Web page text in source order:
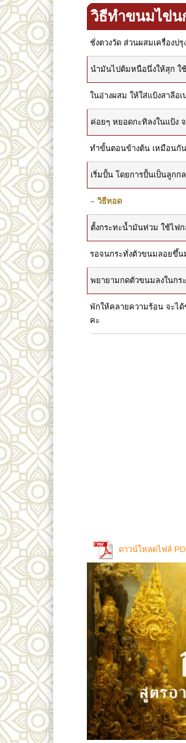
วิธีทำขนมไข่น
ชั่งตวงวัด ส่วนผสมเครื่องป
นำมันไปต้มหนือนึ่งให้สุก ใช้
ในอ่างผสม ให้ใส่แป้งสาลีอ
ค่อยๆ หยอดกะทิลงในแป้ง
ทำขั้นตอนข้างต้น เหมือนกั
เริ่มปั้น โดยการปั้นเป็นลูก
– วิธีทอด
ตั้งกระทะน้ำมันท่วม ใช้ไฟ
รอจนกระทั่งตัวขนมลอยขึ้น
พยายามกดตัวขนมลงในกร
พักให้คลายความร้อน จะไ
คะ
ดาวน์โหลดไฟล์